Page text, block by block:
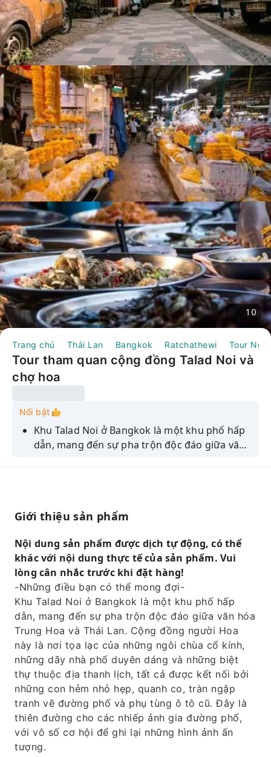
10
Trang chủ Thái Lan Bangkok Ratchathewi Tour
Tour tham quan cộng đồng Talad Noi và
chợ hoa
Nổi bật
Khu Talad Noi ở Bangkok là một khu phố hấp
dẫn, mang đến sự pha trộn độc đáo giữa văn
nối bởi những con hẻm nhỏ hẹp, quanh co,
ô tô cũ. Đây là thiên đường cho những nhiếp
ảnh gia đường phố, với vô số cơ hội để ghi lại
những hình ảnh ấn tượng. Gần đây, những
quán cà phê ẩn mình đã mọc lên trong khu
vực, trở nên rất phổ biến với giới trẻ và những
người dân địa phương nghiện Instagram.
Những quán cà phê này mang đến một bầu
không khí độc đáo, thời thượng, hoàn hảo để
thư giãn và hòa mình vào văn hóa địa
phương. Tiếp theo, bạn sẽ đi qua khu phố Tàu
đến Chợ Hoa đầy màu sắc. Sau khi dạo quanh
các gian hàng và chụp thêm ảnh, bạn sẽ có cơ
hội học cách tự làm vòng hoa, một nghề thủ
công truyền thống của Thái Lan. Trải nghiệm
thực tế này cho phép bạn đắm mình vào văn
Giới thiệu sản phẩm
Nội dung sản phẩm được dịch tự động, có thể
khác với nội dung thực tế của sản phẩm. Vui
lòng cân nhắc trước khi đặt hàng!
-Những điều bạn có thể mong đợi-
Khu Talad Noi ở Bangkok là một khu phố hấp
dẫn, mang đến sự pha trộn độc đáo giữa văn hóa
Trung Hoa và Thái Lan. Cộng đồng người Hoa
này là nơi tọa lạc của những ngôi chùa cổ kính,
những dãy nhà phố duyên dáng và những biệt
thự thuộc địa thanh lịch, tất cả được kết nối bởi
những con hẻm nhỏ hẹp, quanh co, tràn ngập
tranh vẽ đường phố và phụ tùng ô tô cũ. Đây là
thiên đường cho các nhiếp ảnh gia đường phố,
với vô số cơ hội để ghi lại những hình ảnh ấn
tượng.